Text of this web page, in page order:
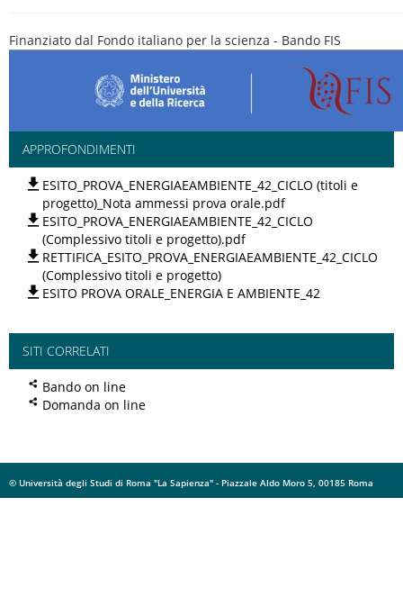
Finanziato dal Fondo italiano per la scienza - Bando FIS
APPROFONDIMENTI
ESITO_PROVA_ENERGIAEAMBIENTE_42_CICLO (titoli e
progetto)_Nota ammessi prova orale.pdf
ESITO_PROVA_ENERGIAEAMBIENTE_42_CICLO
(Complessivo titoli e progetto).pdf
RETTIFICA_ESITO_PROVA_ENERGIAEAMBIENTE_42_CICLO
(Complessivo titoli e progetto)
ESITO PROVA ORALE_ENERGIA E AMBIENTE_42
SITI CORRELATI
Bando on line
Domanda on line
© Università degli Studi di Roma "La Sapienza" - Piazzale Aldo Moro 5, 00185 Roma